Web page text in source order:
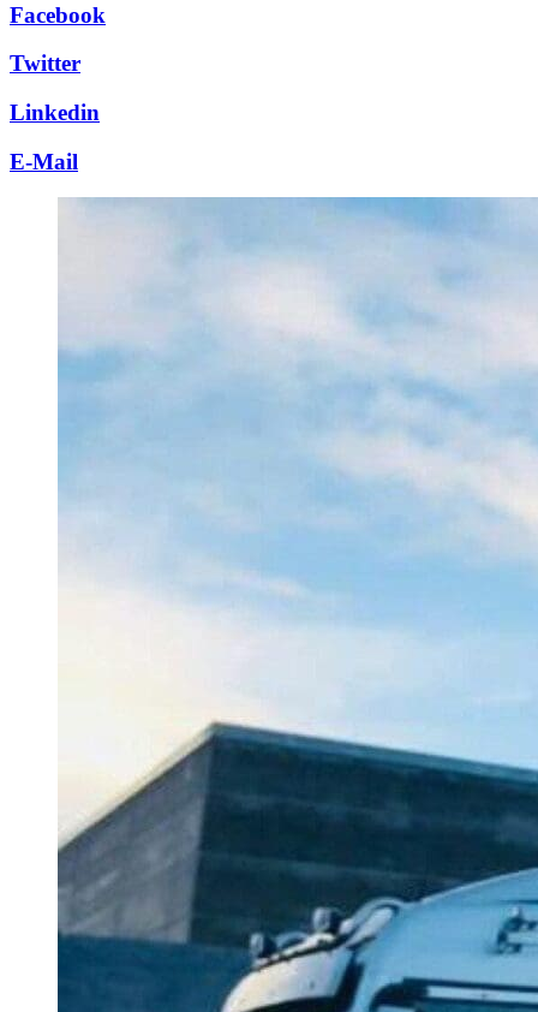
Facebook
Twitter
Linkedin
E-Mail